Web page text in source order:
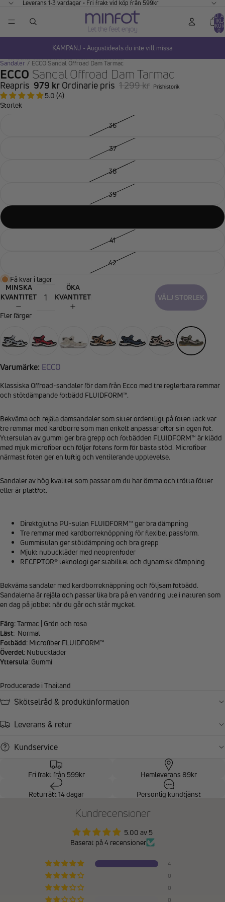
Leverans 1-3 vardagar • Fri frakt vid köp från 599kr
TOTALT
0
KAMPANJ - Augustideals du inte vill missa
HOPPA TILL PRODUKTINFORMATION
Sandaler / ECCO Sandal Offroad Dam Tarmac
ECCO Sandal Offroad Dam Tarmac
Reapris 979 kr Ordinarie pris 1 299 kr Prishistorik
5.0 (4)
Storlek
36
37
38
39
41
42
Få kvar i lager
MINSKA
KVANTITET
ÖKA
KVANTITET
VÄLJ STORLEK
Fler färger
Varumärke: ECCO
Klassiska Offroad-sandaler för dam från Ecco med tre reglerbara remmar
och stötdämpande fotbädd FLUIDFORM™.
Bekväma och rejäla damsandaler som sitter ordentligt på foten tack var
tre remmar med kardborre som man enkelt anpassar efter sin egen fot.
Yttersulan av gummi ger bra grepp och fotbädden FLUIDFORM™ är klädd
med mjuk microfiber och följer fotens form för bästa stöd. Microfiber
närmast foten ger en luftig och ventilerande upplevelse.
Sandaler av hög kvalitet som passar om du har ömma och trötta fötter
eller är plattfot.
Direktgjutna PU-sulan FLUIDFORM™ ger bra dämpning
Tre remmar med kardborreknöppning för flexibel passform.
Gummisulan ger stötdämpning och bra grepp
Mjukt nubuckläder med neoprenfoder
RECEPTOR® teknologi ger stabilitet och dynamisk dämpning
Bekväma sandaler med kardborreknäppning och följsam fotbädd.
Sandalerna är rejäla och passar lika bra på en vandring ute i naturen som
en dag på jobbet när du går och står mycket.
Färg: Tarmac | Grön och rosa
Läst: Normal
Fotbädd: Microfiber FLUIDFORM™
Överdel: Nubuckläder
Yttersula: Gummi
Producerade i Thailand
Skötselråd & produktinformation
Leverans & retur
Kundservice
Fri frakt från 599kr Hemleverans 89kr
Returrätt 14 dagar Personlig kundtjänst
Kundrecensioner
5.00 av 5
Baserat på 4 recensioner
4
0
0
0